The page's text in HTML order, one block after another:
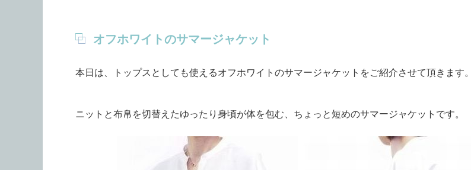
オフホワイトのサマージャケット
本日は、トップスとしても使えるオフホワイトのサマージャケットをご紹介させて頂きます。
ニットと布帛を切替えたゆったり身頃が体を包む、ちょっと短めのサマージャケットです。